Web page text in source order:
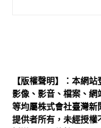
【版權聲明】：本網
影像、影音、檔案、
等均屬株式會社臺灣新
提供者所有，未經授